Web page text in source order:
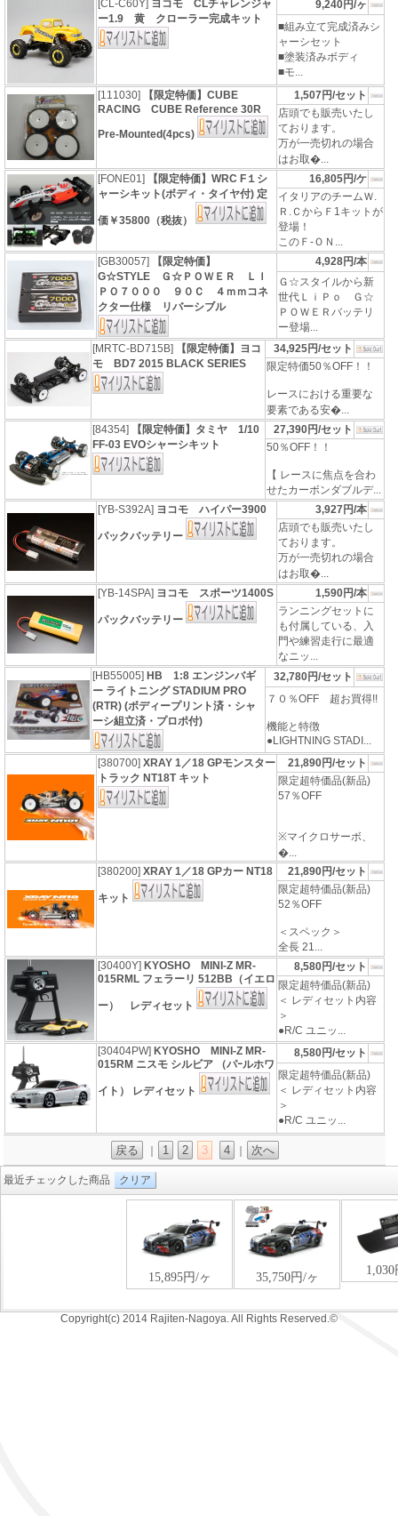
[CL-C60Y] ヨコモ CLチャレンジャ
ー1.9 黄 クローラー完成キット
9,240円/ヶ
■組み立て完成済みシ
ャーシセット
■塗装済みボディ
■モ...
[111030]
【限定特価】CUBE
RACING CUBE Reference 30R
Pre-Mounted(4pcs)
1,507円/セット
店頭でも販売いたし
ております。
万が一売切れの場合
はお取�...
[FONE01]
【限定特価】WRC F１シ
ャーシキット(ボディ・タイヤ付) 定
価￥35800（税抜）
16,805円/ケ
イタリアのチームＷ.
Ｒ.ＣからＦ1キットが
登場！
このＦ-ＯＮ...
[GB30057]
【限定特価】
G☆STYLE Ｇ☆ＰＯＷＥＲ ＬＩ
ＰＯ７０００ ９０Ｃ ４ｍｍコネ
クター仕様 リバーシブル
4,928円/本
Ｇ☆スタイルから新
世代ＬｉＰｏ Ｇ☆
ＰＯＷＥＲバッテリ
ー登場...
[MRTC-BD715B]
【限定特価】ヨコ
モ BD7 2015 BLACK SERIES
34,925円/セット
限定特価50％OFF！！
レースにおける重要な
要素である安�...
[84354]
【限定特価】タミヤ 1/10
FF-03 EVOシャーシキット
27,390円/セット
50％OFF！！
【 レースに焦点を合わ
せたカーボンダブルデ...
[YB-S392A] ヨコモ ハイパー3900
パックバッテリー
3,927円/本
店頭でも販売いたし
ております。
万が一売切れの場合
はお取�...
[YB-14SPA] ヨコモ スポーツ1400S
パックバッテリー
1,590円/本
ランニングセットに
も付属している、入
門や練習走行に最適
なニッ...
[HB55005] HB 1:8 エンジンバギ
ー ライトニング STADIUM PRO
(RTR) (ボディープリント済・シャ
ーシ組立済・プロポ付)
32,780円/セット
７０％OFF 超お買得!!
機能と特徴
●LIGHTNING STADI...
[380700]XRAY 1／18 GPモンスター
トラック NT18T キット
21,890円/セット
限定超特価品(新品)
57％OFF
※マイクロサーボ、
�...
[380200]XRAY 1／18 GPカー NT18
キット
21,890円/セット
限定超特価品(新品)
52％OFF
＜スペック＞
全長 21...
[30400Y] KYOSHO MINI-Z MR-
015RML フェラーリ 512BB（イエロ
ー） レディセット
8,580円/セット
限定超特価品(新品)
＜ レディセット内容
＞
●R/C ユニッ...
[30404PW] KYOSHO MINI-Z MR-
015RM ニスモ シルビア （パｰルホワ
イト） レディセット
8,580円/セット
限定超特価品(新品)
＜ レディセット内容
＞
●R/C ユニッ...
戻る 1 2 3 4 次へ
最近チェックした商品 クリア
Copyright(c) 2014 Rajiten-Nagoya. All Rights Reserved.©